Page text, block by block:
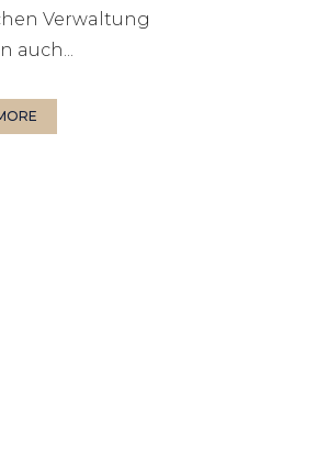
Verwaltung
auch...